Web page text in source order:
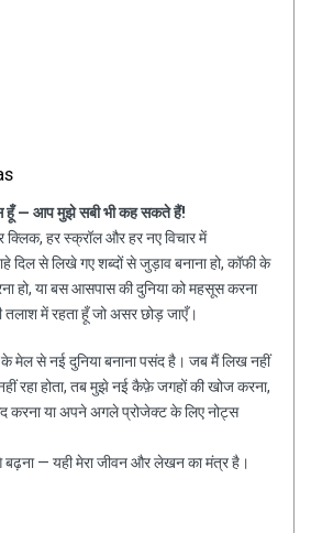
हूँ — आप मुझे सबी भी कह सकते हैं!
क्लिक, हर स्क्रॉल और हर नए विचार में
दिल से लिखे गए शब्दों से जुड़ाव बनाना हो, कॉफी के
हो, या बस आसपास की दुनिया को महसूस करना
तलाश में रहता हूँ जो असर छोड़ जाएँ।
के मेल से नई दुनिया बनाना पसंद है। जब मैं लिख नहीं
रहा होता, तब मुझे नई कैफ़े जगहों की खोज करना,
करना या अपने अगले प्रोजेक्ट के लिए नोट्स
— यही मेरा जीवन और लेखन का मंत्र है।